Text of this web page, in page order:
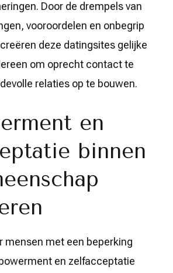
Door de drempels van
vooroordelen en onbegrip
deze datingsites gelijke
om oprecht contact te
relaties op te bouwen.
en
binnen
mensen met een beperking
en zelfacceptatie